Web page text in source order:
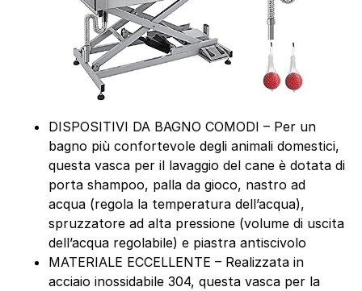
DISPOSITIVI DA BAGNO COMODI – Per un
bagno più confortevole degli animali domestici,
questa vasca per il lavaggio del cane è dotata di
porta shampoo, palla da gioco, nastro ad
acqua (regola la temperatura dell’acqua),
spruzzatore ad alta pressione (volume di uscita
dell’acqua regolabile) e piastra antiscivolo
MATERIALE ECCELLENTE – Realizzata in
acciaio inossidabile 304, questa vasca per la